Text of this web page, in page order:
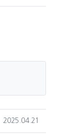
작성일
2025.04.21